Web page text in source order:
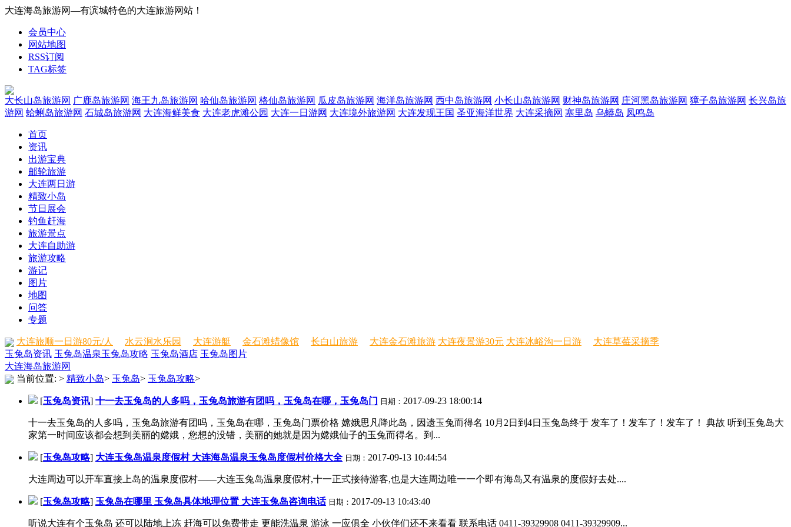
大连海岛旅游网—有滨城特色的大连旅游网站！
会员中心
网站地图
RSS订阅
TAG标签
大长山岛旅游网 广鹿岛旅游网 海王九岛旅游网 哈仙岛旅游网 格仙岛旅游网 瓜皮岛旅游网 海洋岛旅游网 西中岛旅游网 小长山岛旅游网 财神岛旅游网 庄河黑岛旅游网 獐子岛旅游网 长兴岛旅
游网 蛤蜊岛旅游网 石城岛旅游网 大连海鲜美食 大连老虎滩公园 大连一日游网 大连境外旅游网 大连发现王国 圣亚海洋世界 大连采摘网 塞里岛 乌蟒岛 凤鸣岛
首页
资讯
出游宝典
邮轮旅游
大连两日游
精致小岛
节日展会
钓鱼赶海
旅游景点
大连自助游
旅游攻略
游记
图片
地图
问答
专题
大连旅顺一日游80元/人 水云涧水乐园 大连游艇 金石滩蜡像馆 长白山旅游 大连金石滩旅游 大连夜景游30元 大连冰峪沟一日游
大连草莓采摘季
玉兔岛资讯 玉兔岛温泉玉兔岛攻略 玉兔岛酒店 玉兔岛图片
大连海岛旅游网
当前位置: > 精致小岛> 玉兔岛> 玉兔岛攻略>
[玉兔岛资讯] 十一去玉兔岛的人多吗，玉兔岛旅游有团吗，玉兔岛在哪，玉兔岛门 日期： 2017-09-23 18:00:14
十一去玉兔岛的人多吗，玉兔岛旅游有团吗，玉兔岛在哪，玉兔岛门票价格 嫦娥思凡降此岛，因遗玉兔而得名 10月2日到4日玉兔岛终于 发车了！发车了！发车了！ 典故 听到玉兔岛大
家第一时间应该都会想到美丽的嫦娥，您想的没错，美丽的她就是因为嫦娥仙子的玉兔而得名。到...
[玉兔岛攻略] 大连玉兔岛温泉度假村 大连海岛温泉玉兔岛度假村价格大全 日期： 2017-09-13 10:44:54
大连周边可以开车直接上岛的温泉度假村——大连玉兔岛温泉度假村,十一正式接待游客,也是大连周边唯一一个即有海岛又有温泉的度假好去处....
[玉兔岛攻略] 玉兔岛在哪里 玉兔岛具体地理位置 大连玉兔岛咨询电话 日期： 2017-09-13 10:43:40
听说大连有个玉兔岛 还可以陆地上冻 赶海可以免费带走 更能洗温泉 游泳 一应俱全 小伙伴们还不来看看 联系电话 0411-39329908 0411-39329909...